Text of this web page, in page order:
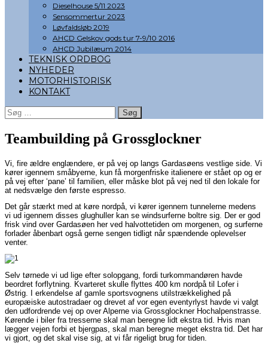
Dieselhouse 5/11 2023
Sensommertur 2023
Løvfaldsløb 2019
AHCD Gelskov gods tur 7-9/10 2016
AHCD Jubilæum 2014
TEKNISK ORDBOG
NYHEDER
MOTORHISTORISK
KONTAKT
Søg
efter:
Teambuilding på Grossglockner
Vi, fire ældre englændere, er på vej op langs Gardasøens vestlige side. Vi
kører igennem småbyerne, kun få morgenfriske italienere er stået op og er
på vej efter ‘pane’ til familien, eller måske blot på vej ned til den lokale for
at nedsvælge den første espresso.
Det går stærkt med at køre nordpå, vi kører igennem tunnelerne medens
vi ud igennem disses glughuller kan se windsurferne boltre sig. Der er god
frisk vind over Gardasøen her ved halvottetiden om morgenen, og surferne
forlader åbenbart også gerne sengen tidligt når spændende oplevelser
venter.
Selv tørnede vi ud lige efter solopgang, fordi turkommandøren havde
beordret forflytning. Kvarteret skulle flyttes 400 km nordpå til Lofer i
Østrig. I erkendelse af gamle sportsvognens utilstrækkelighed på
europæiske autostradaer og drevet af vor egen eventyrlyst havde vi valgt
den udfordrende vej op over Alperne via Grossglockner Hochalpenstrasse.
Kørende i biler fra tresserne skal man beregne lidt ekstra tid. Hvis man
lægger vejen forbi et bjergpas, skal man beregne meget ekstra tid. Det har
vi gjort, og det skal vise sig, at vi får rigeligt brug for tiden.